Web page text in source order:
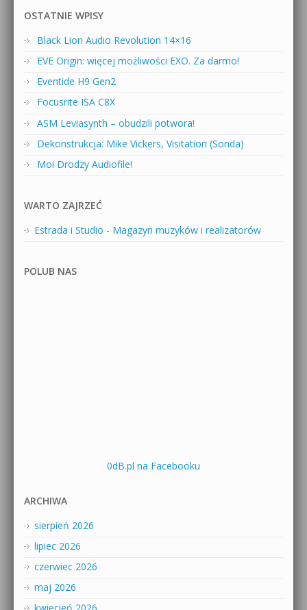
OSTATNIE WPISY
Black Lion Audio Revolution 14×16
EVE Origin: więcej możliwości EXO. Za darmo!
Eventide H9 Gen2
Focusrite ISA C8X
ASM Leviasynth – obudzili potwora!
Dekonstrukcja: Mike Vickers, Visitation (Sonda)
Moi Drodzy Audiofile!
WARTO ZAJRZEĆ
Estrada i Studio - Magazyn muzyków i realizatorów
POLUB NAS
0dB.pl na Facebooku
ARCHIWA
sierpień 2026
lipiec 2026
czerwiec 2026
maj 2026